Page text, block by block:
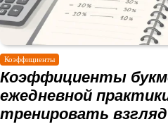
Коэффициенты
Коэффициенты
ежедневной
тренировать